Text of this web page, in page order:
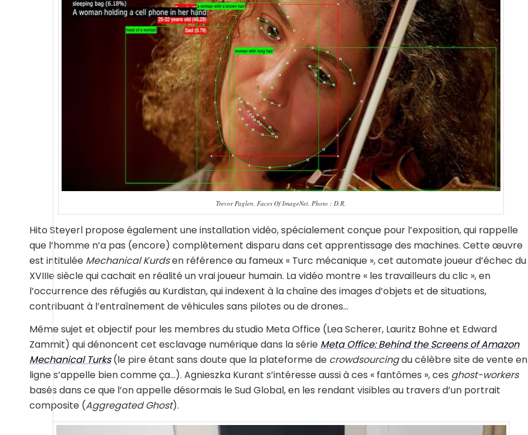
Trevor Paglen, Faces Of ImageNet. Photo : D.R.
Hito Steyerl propose également une installation vidéo, spécialement conçue pour l’exposition, qui rappelle
que l’homme n’a pas (encore) complètement disparu dans cet apprentissage des machines. Cette œuvre
est intitulée Mechanical Kurdsen référence au fameux « Turc mécanique », cet automate joueur d’échec du
XVIIIe siècle qui cachait en réalité un vrai joueur humain. La vidéo montre « les travailleurs du clic », en
l’occurrence des réfugiés au Kurdistan, qui indexent à la chaîne des images d’objets et de situations,
contribuant à l’entraînement de véhicules sans pilotes ou de drones…
Même sujet et objectif pour les membres du studio Meta Office (Lea Scherer, Lauritz Bohne et Edward
Zammit) qui dénoncent cet esclavage numérique dans la série Meta Office: Behind the Screens of Amazon
Mechanical Turks(le pire étant sans doute que la plateforme de crowdsourcingdu célèbre site de vente en
ligne s’appelle bien comme ça…). Agnieszka Kurant s’intéresse aussi à ces « fantômes », ces ghost-workers
basés dans ce que l’on appelle désormais le Sud Global, en les rendant visibles au travers d’un portrait
composite (Aggregated Ghost).